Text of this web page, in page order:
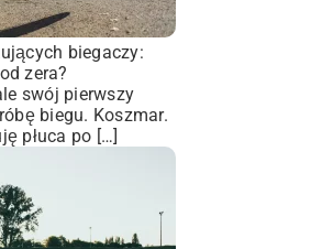
biegaczy:
zera?
swój pierwszy
biegu. Koszmar.
płuca po […]